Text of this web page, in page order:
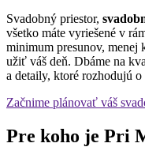
Svadobný priestor,
všetko máte vyriešené v
minimum presunov, menej
užiť váš deň. Dbáme na
a detaily, ktoré rozhodujú
Začnime plánovať váš
Pre koho je Pri